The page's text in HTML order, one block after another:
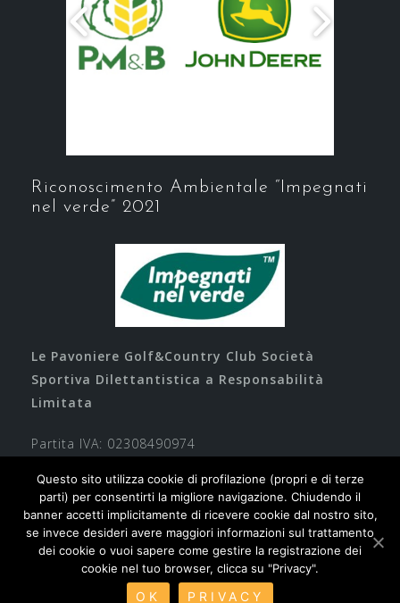
Riconoscimento Ambientale “Impegnati
nel verde” 2021
Le Pavoniere Golf&Country Club Società
Sportiva Dilettantistica a Responsabilità
Limitata
Partita IVA: 02308490974
Contatti Privacy
Cookie
Safeguarding
Questo sito utilizza cookie di profilazione (propri e di terze
parti) per consentirti la migliore navigazione. Chiudendo il
banner accetti implicitamente di ricevere cookie dal nostro sito,
se invece desideri avere maggiori informazioni sul trattamento
dei cookie o vuoi sapere come gestire la registrazione dei
cookie nel tuo browser, clicca su "Privacy".
OK PRIVACY